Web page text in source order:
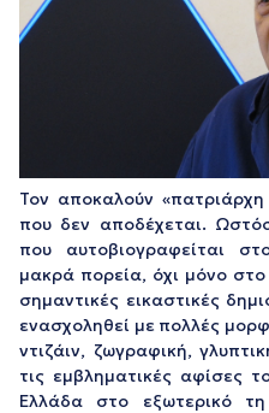
Τον αποκαλούν «πατριάρχη
που δεν αποδέχεται.
που αυτοβιογραφείται
μακρά πορεία, όχι μόνο στο
σημαντικές εικαστικές
ενασχοληθεί με πολλές
ντιζάιν, ζωγραφική,
τις εμβληματικές αφίσες
Ελλάδα στο εξωτερικό